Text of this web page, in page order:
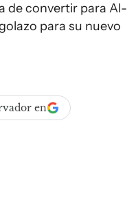
de convertir para Al-
para su nuevo
en